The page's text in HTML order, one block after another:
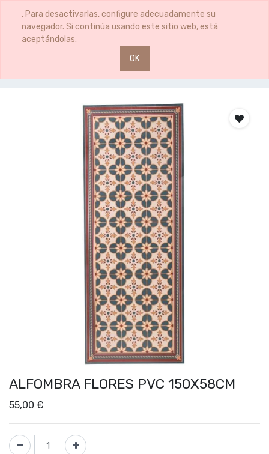
. Para desactivarlas, configure adecuadamente su
navegador. Si continúa usando este sitio web, está
aceptándolas.
OK
0 0
ALFOMBRA FLORES PVC 150X58CM
ALFOMBRA FLORES PVC 150X58CM
55,00 €